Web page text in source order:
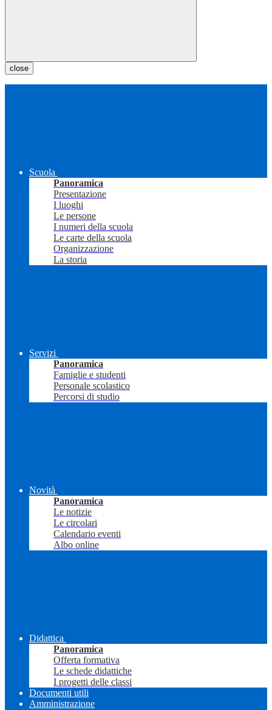
close
Scuola
Panoramica
Presentazione
I luoghi
Le persone
I numeri della scuola
Le carte della scuola
Organizzazione
La storia
Servizi
Panoramica
Famiglie e studenti
Personale scolastico
Percorsi di studio
Novità
Panoramica
Le notizie
Le circolari
Calendario eventi
Albo online
Didattica
Panoramica
Offerta formativa
Le schede didattiche
I progetti delle classi
Documenti utili
Amministrazione